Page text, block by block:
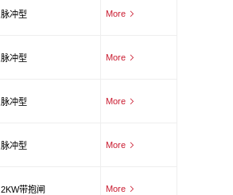
脉冲型 More
脉冲型 More
脉冲型 More
脉冲型 More
2KW带抱闸 More